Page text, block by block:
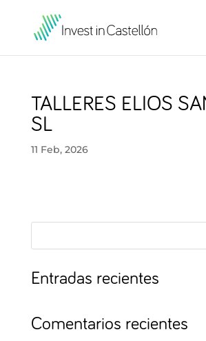
TALLERES ELIOS
SL
11 Feb, 2026
Entradas recientes
Comentarios recientes